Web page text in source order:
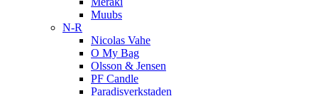
Muubs
N-R
Nicolas Vahe
O My Bag
Olsson & Jensen
PF Candle
Paradisverkstaden